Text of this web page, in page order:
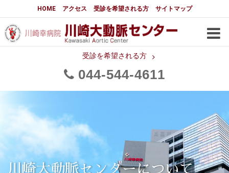
HOME アクセス 受診を希望される方 サイトマップ
受診を希望される方
044 544 4611
大動脈センターについて
はじめに 大動脈センターについて
メディアでの紹介
都道府県別患者マップ 都道府県別紹介病院
大動脈瘤について 基本編
3分でわかる大動脈瘤・大動脈
大動脈瘤
大動脈解離（解離性大動脈瘤）
川崎大動脈センターについて